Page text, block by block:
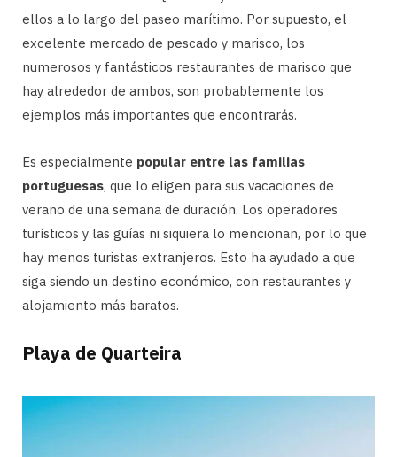
ellos a lo largo del paseo marítimo. Por supuesto, el
excelente mercado de pescado y marisco, los
numerosos y fantásticos restaurantes de marisco que
hay alrededor de ambos, son probablemente los
ejemplos más importantes que encontrarás.
Es especialmente popular entre las familias
portuguesas, que lo eligen para sus vacaciones de
verano de una semana de duración. Los operadores
turísticos y las guías ni siquiera lo mencionan, por lo que
hay menos turistas extranjeros. Esto ha ayudado a que
siga siendo un destino económico, con restaurantes y
alojamiento más baratos.
Playa de Quarteira